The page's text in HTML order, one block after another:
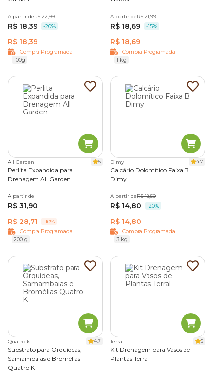
A partir deR$ 22,99
R$ 18,39 -20%
R$ 18,39
Compra Programada
100g
A partir deR$ 21,99
R$ 18,69 -15%
R$ 18,69
Compra Programada
1 kg
All Garden 5
Perlita Expandida para
Drenagem All Garden
A partir de
R$ 31,90
R$ 28,71
-10%
Compra Programada
200 g
Dimy 4.7
Calcário Dolomítico Faixa B
Dimy
A partir deR$ 18,50
R$ 14,80 -20%
R$ 14,80
Compra Programada
3 kg
Quatro k 4.7
Substrato para Orquídeas,
Samambaias e Bromélias
Quatro K
Terral 5
Kit Drenagem para Vasos de
Plantas Terral